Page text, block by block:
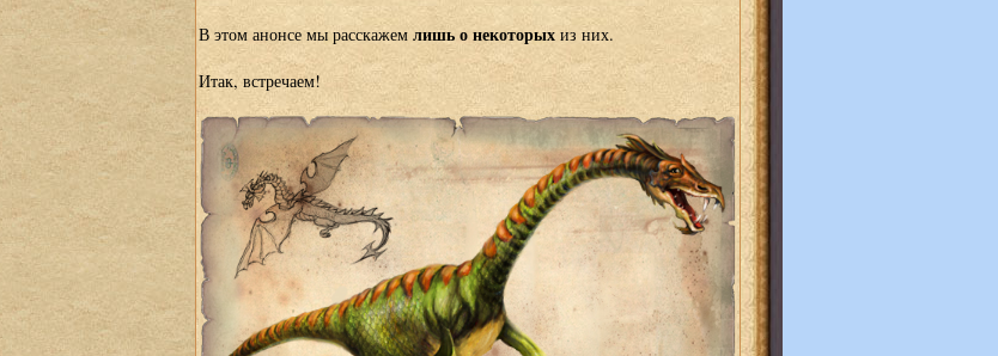
В этом анонсе мы расскажем лишь о некоторыхиз них.
Итак, встречаем!